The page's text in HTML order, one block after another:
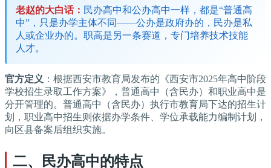
老赵的大白话： 民办高中和公办高中一样，都是“普通高
中”，只是办学主体不同——公办是政府办的，民办是私
人或企业办的。职高是另一条赛道，专门培养技术技能
人才。
官方定义 ：根据西安市教育局发布的《西安市2025年高中阶段
学校招生录取工作方案》，普通高中（含民办）和职业高中是
分开管理的。普通高中（含民办）执行市教育局下达的招生计
划，职业高中招生则依据办学条件、学位承载能力编制计划，
向区县备案后组织实施。
二、民办高中的特点